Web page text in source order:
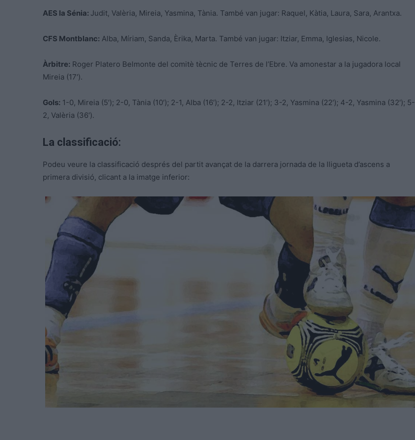
AES la Sénia: Judit, Valèria, Mireia, Yasmina, Tània. També van jugar: Raquel, Kàtia, Laura, Sara, Arantxa.
CFS Montblanc: Alba, Míriam, Sanda, Èrika, Marta. També van jugar: Itziar, Emma, Iglesias, Nicole.
Àrbitre: Roger Platero Belmonte del comitè tècnic de Terres de l’Ebre. Va amonestar a la jugadora local
Mireia (17′).
Gols: 1-0, Mireia (5′); 2-0, Tània (10′); 2-1, Alba (16′); 2-2, Itziar (21′); 3-2, Yasmina (22′); 4-2, Yasmina (32′); 5-
2, Valèria (36′).
La classificació:
Podeu veure la classificació després del partit avançat de la darrera jornada de la lligueta d’ascens a
primera divisió, clicant a la imatge inferior: